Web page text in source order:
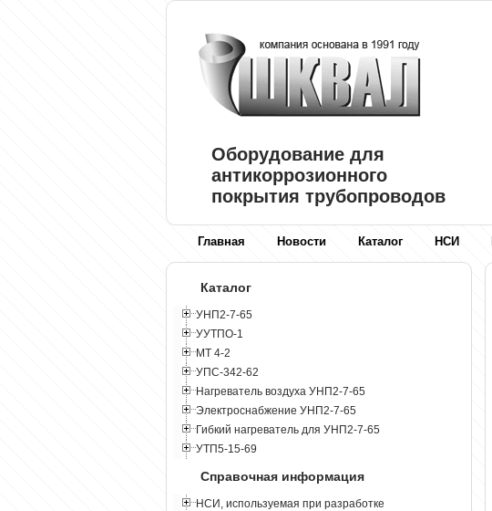
Оборудование для
антикоррозионного
покрытия трубопроводов
Главная Новости Каталог НСИ
Каталог
УНП2-7-65
УУТПО-1
МТ 4-2
УПС-342-62
Нагреватель воздуха УНП2-7-65
Электроснабжение УНП2-7-65
Гибкий нагреватель для УНП2-7-65
УТП5-15-69
Справочная информация
НСИ, используемая при разработке